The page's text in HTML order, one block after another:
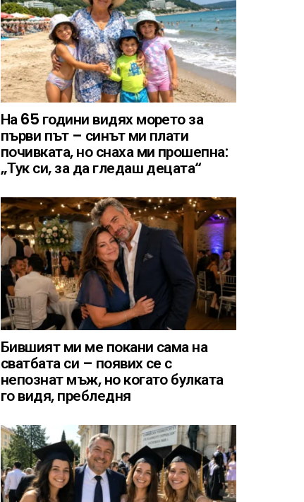
На 65 години видях морето за
първи път – синът ми плати
почивката, но снаха ми прошепна:
„Тук си, за да гледаш децата“
Бившият ми ме покани сама на
сватбата си – появих се с
непознат мъж, но когато булката
го видя, пребледня